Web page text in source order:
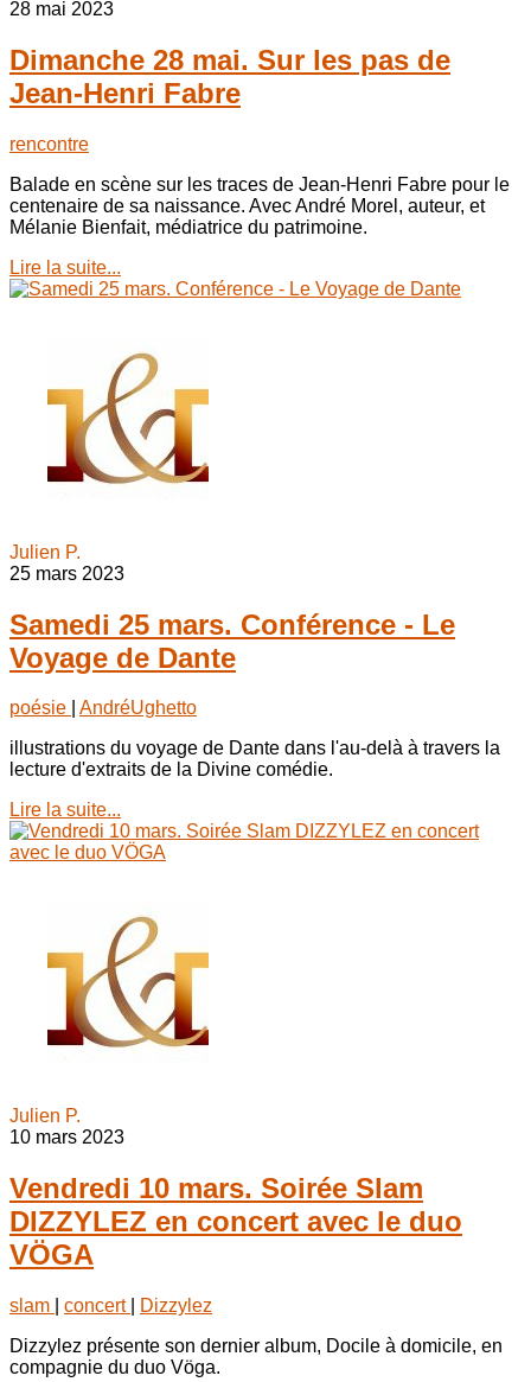
28 mai 2023
Dimanche 28 mai. Sur les pas de
Jean-Henri Fabre
rencontre
Balade en scène sur les traces de Jean-Henri Fabre pour le
centenaire de sa naissance. Avec André Morel, auteur, et
Mélanie Bienfait, médiatrice du patrimoine.
Lire la suite...
Julien P.
25 mars 2023
Samedi 25 mars. Conférence - Le
Voyage de Dante
poésie
AndréUghetto
illustrations du voyage de Dante dans l'au-delà à travers la
lecture d'extraits de la Divine comédie.
Lire la suite...
Julien P.
10 mars 2023
Vendredi 10 mars. Soirée Slam
DIZZYLEZ en concert avec le duo
VÖGA
slam concert
Dizzylez
Dizzylez présente son dernier album, Docile à domicile, en
compagnie du duo Vöga.